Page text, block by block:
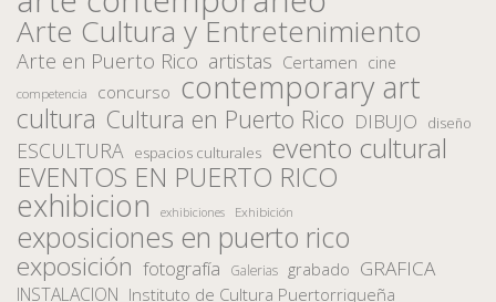
Arte Cultura y Entretenimiento
Arte en Puerto Rico artistas Certamen cine
competencia concurso contemporary art
cultura Cultura en Puerto Rico DIBUJO diseño
ESCULTURA espacios culturales evento cultural
EVENTOS EN PUERTO RICO
exhibicion exhibiciones Exhibición
exposiciones en puerto rico
exposición fotografía Galerias grabado GRAFICA
INSTALACION Instituto de Cultura Puertorriqueña